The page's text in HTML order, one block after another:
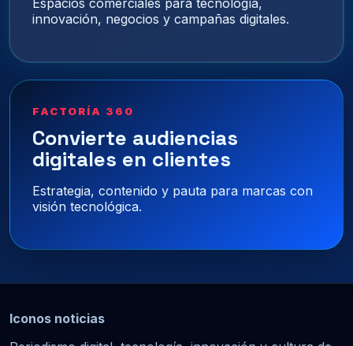
Espacios comerciales para tecnología,
innovación, negocios y campañas digitales.
FACTORÍA 360
Convierte audiencias
digitales en clientes
Estrategia, contenido y pauta para marcas con
visión tecnológica.
Iconos noticias